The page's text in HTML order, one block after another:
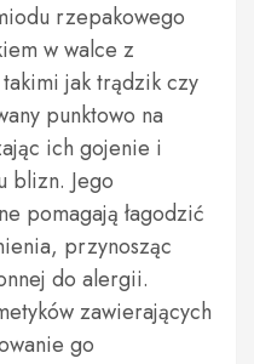
rzepakowego
w walce z
jak trądzik czy
punktowo na
ich gojenie i
blizn. Jego
pomagają łagodzić
przynosząc
do alergii.
zawierających
go